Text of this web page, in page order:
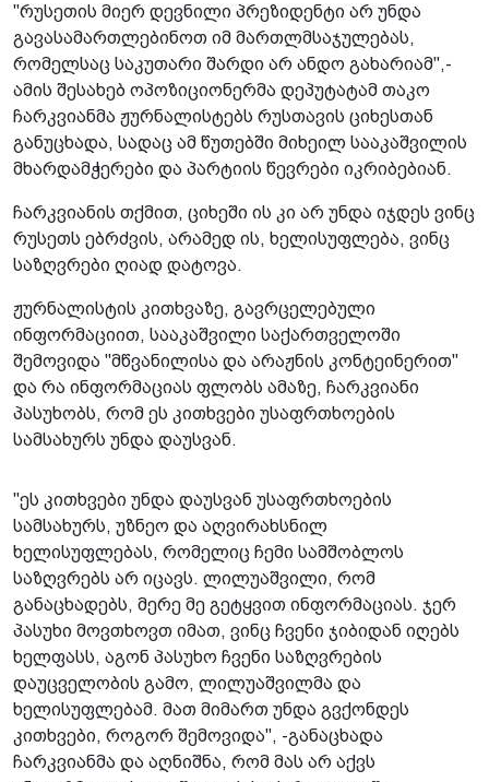
"რუსეთის მიერ დევნილი პრეზიდენტი არ უნდა
გავასამართლებინოთ იმ მართლმსაჯულებას,
რომელსაც საკუთარი შარდი არ ანდო გახარიამ",-
ამის შესახებ ოპოზიციონერმა დეპუტატამ თაკო
ჩარკვიანმა ჟურნალისტებს რუსთავის ციხესთან
განუცხადა, სადაც ამ წუთებში მიხეილ სააკაშვილის
მხარდამჭერები და პარტიის წევრები იკრიბებიან.
ჩარკვიანის თქმით, ციხეში ის კი არ უნდა იჯდეს ვინც
რუსეთს ებრძვის, არამედ ის, ხელისუფლება, ვინც
საზღვრები ღიად დატოვა.
ჟურნალისტის კითხვაზე, გავრცელებული
ინფორმაციით, სააკაშვილი საქართველოში
შემოვიდა "მწვანილისა და არაჟნის კონტეინერით"
და რა ინფორმაციას ფლობს ამაზე, ჩარკვიანი
პასუხობს, რომ ეს კითხვები უსაფრთხოების
სამსახურს უნდა დაუსვან.
"ეს კითხვები უნდა დაუსვან უსაფრთხოების
სამსახურს, უზნეო და აღვირახსნილ
ხელისუფლებას, რომელიც ჩემი სამშობლოს
საზღვრებს არ იცავს. ლილუაშვილი, რომ
განაცხადებს, მერე მე გეტყვით ინფორმაციას. ჯერ
პასუხი მოვთხოვთ იმათ, ვინც ჩვენი ჯიბიდან იღებს
ხელფასს, აგონ პასუხო ჩვენი საზღვრების
დაუცველობის გამო, ლილუაშვილმა და
ხელისუფლებამ. მათ მიმართ უნდა გვქონდეს
კითხვები, როგორ შემოვიდა", -განაცხადა
ჩარკვიანმა და აღნიშნა, რომ მას არ აქვს